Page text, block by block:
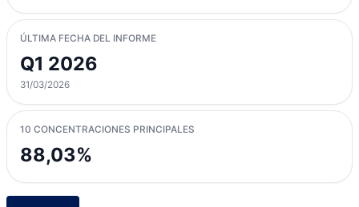
ÚLTIMA FECHA DEL INFORME
Q1 2026
31/03/2026
10 CONCENTRACIONES PRINCIPALES
88,03%